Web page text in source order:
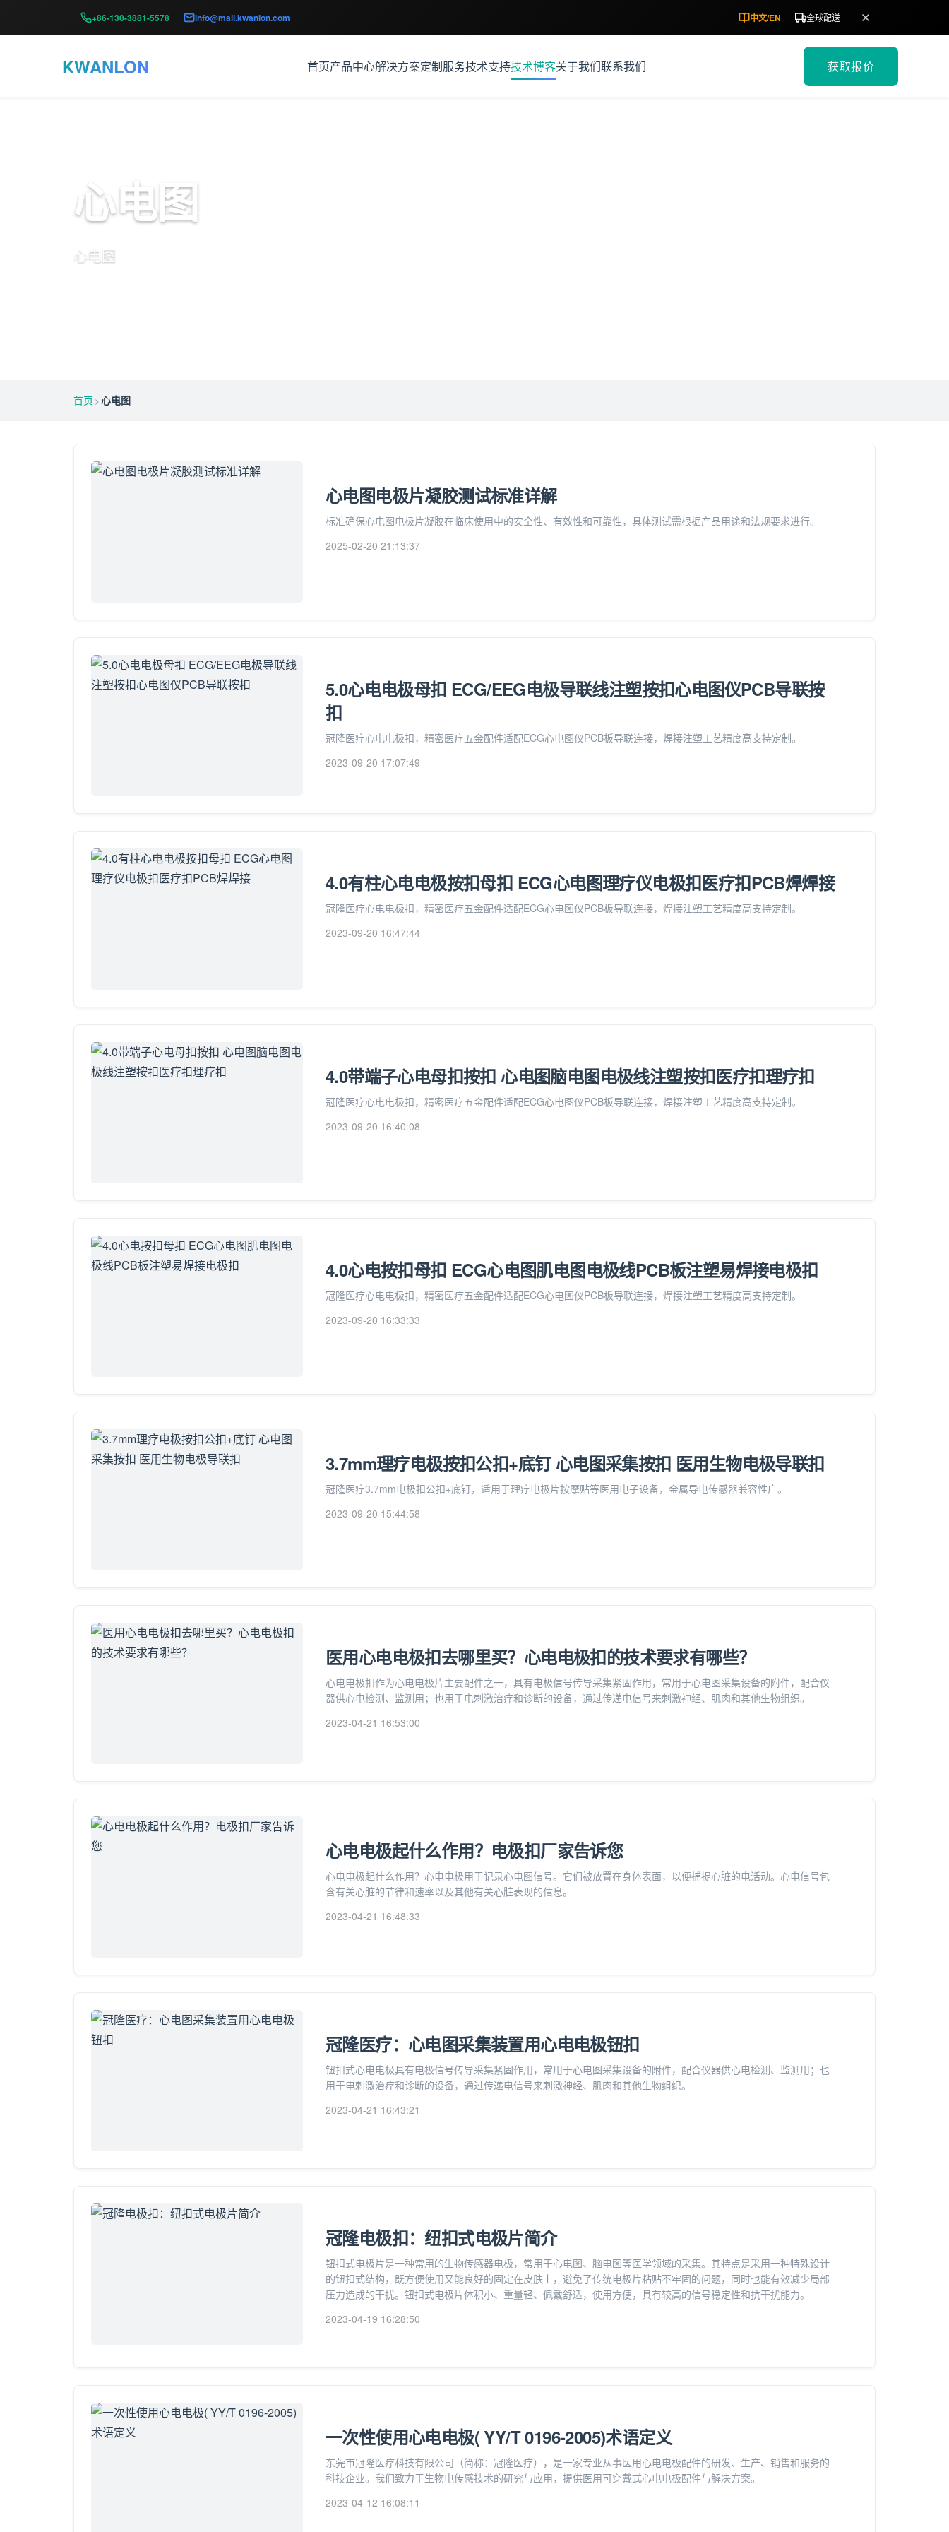
+86-130-3881-5578 info@mail.kwanlon.com 中文/EN 全球配送
KWANLON 首页产品中心解决方案定制服务技术支持技术博客关于我们联系我们 获取报价
心电图
心电图
首页 > 心电图
心电图电极片凝胶测试标准详解
标准确保心电图电极片凝胶在临床使用中的安全性、有效性和可靠性，具体测试需根据产品用途和法规要求进行。
2025-02-20 21:13:37
5.0心电电极母扣 ECG/EEG电极导联线注塑按扣心电图仪PCB导联按
扣
冠隆医疗心电电极扣，精密医疗五金配件适配ECG心电图仪PCB板导联连接，焊接注塑工艺精度高支持定制。
2023-09-20 17:07:49
4.0有柱心电电极按扣母扣 ECG心电图理疗仪电极扣医疗扣PCB焊焊接
冠隆医疗心电电极扣，精密医疗五金配件适配ECG心电图仪PCB板导联连接，焊接注塑工艺精度高支持定制。
2023-09-20 16:47:44
4.0带端子心电母扣按扣 心电图脑电图电极线注塑按扣医疗扣理疗扣
冠隆医疗心电电极扣，精密医疗五金配件适配ECG心电图仪PCB板导联连接，焊接注塑工艺精度高支持定制。
2023-09-20 16:40:08
4.0心电按扣母扣 ECG心电图肌电图电极线PCB板注塑易焊接电极扣
冠隆医疗心电电极扣，精密医疗五金配件适配ECG心电图仪PCB板导联连接，焊接注塑工艺精度高支持定制。
2023-09-20 16:33:33
3.7mm理疗电极按扣公扣+底钉 心电图采集按扣 医用生物电极导联扣
冠隆医疗3.7mm电极扣公扣+底钉，适用于理疗电极片按摩贴等医用电子设备，金属导电传感器兼容性广。
2023-09-20 15:44:58
医用心电电极扣去哪里买？心电电极扣的技术要求有哪些？
心电电极扣作为心电电极片主要配件之一，具有电极信号传导采集紧固作用，常用于心电图采集设备的附件，配合仪
器供心电检测、监测用；也用于电刺激治疗和诊断的设备，通过传递电信号来刺激神经、肌肉和其他生物组织。
2023-04-21 16:53:00
心电电极起什么作用？电极扣厂家告诉您
心电电极起什么作用？心电电极用于记录心电图信号。它们被放置在身体表面，以便捕捉心脏的电活动。心电信号包
含有关心脏的节律和速率以及其他有关心脏表现的信息。
2023-04-21 16:48:33
冠隆医疗：心电图采集装置用心电电极钮扣
钮扣式心电电极具有电极信号传导采集紧固作用，常用于心电图采集设备的附件，配合仪器供心电检测、监测用；也
用于电刺激治疗和诊断的设备，通过传递电信号来刺激神经、肌肉和其他生物组织。
2023-04-21 16:43:21
冠隆电极扣：纽扣式电极片简介
钮扣式电极片是一种常用的生物传感器电极，常用于心电图、脑电图等医学领域的采集。其特点是采用一种特殊设计
的钮扣式结构，既方便使用又能良好的固定在皮肤上，避免了传统电极片粘贴不牢固的问题，同时也能有效减少局部
压力造成的干扰。钮扣式电极片体积小、重量轻、佩戴舒适，使用方便，具有较高的信号稳定性和抗干扰能力。
2023-04-19 16:28:50
一次性使用心电电极( YY/T 0196-2005)术语定义
东莞市冠隆医疗科技有限公司（简称：冠隆医疗），是一家专业从事医用心电电极配件的研发、生产、销售和服务的
科技企业。我们致力于生物电传感技术的研究与应用，提供医用可穿戴式心电电极配件与解决方案。
2023-04-12 16:08:11